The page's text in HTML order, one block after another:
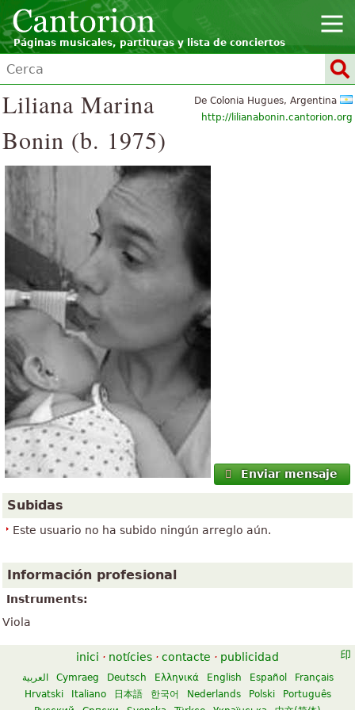
Páginas musicales, partituras y lista de conciertos
De Colonia Hugues, Argentina
http://lilianabonin.cantorion.org
Liliana Marina
Bonin (b. 1975)
Enviar mensaje
Subidas
Este usuario no ha subido ningún arreglo aún.
Información profesional
Instruments:
Viola
inici · notícies · contacte · publicidad
العربية Cymraeg Deutsch Ελληνικά English Español
Français
Hrvatski
Italiano 日本語 한국어 Nederlands Polski
Português